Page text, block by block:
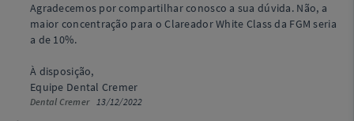
Agradecemos por compartilhar conosco a sua dúvida. Não, a
maior concentração para o Clareador White Class da FGM seria
a de 10%.
À disposição,
Equipe Dental Cremer
Dental Cremer13/12/2022